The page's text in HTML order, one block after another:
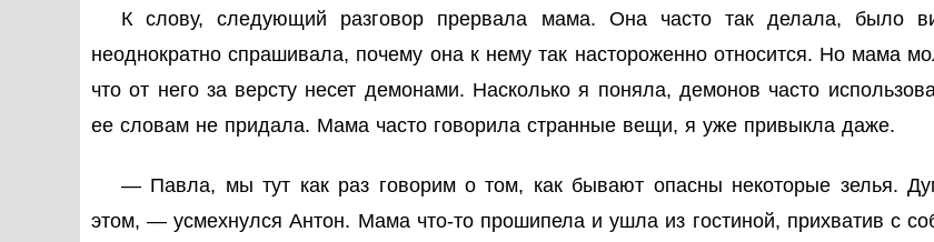
К слову, следующий разговор прервала мама. Она часто так делала, было
неоднократно спрашивала, почему она к нему так настороженно относится. Но мама
что от него за версту несет демонами. Насколько я поняла, демонов часто
ее словам не придала. Мама часто говорила странные вещи, я уже привыкла даже.
— Павла, мы тут как раз говорим о том, как бывают опасны некоторые зелья.
этом, — усмехнулся Антон. Мама что-то прошипела и ушла из гостиной, прихватив с